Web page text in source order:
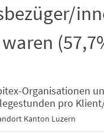
Organisationen
pro
Kanton Luzern